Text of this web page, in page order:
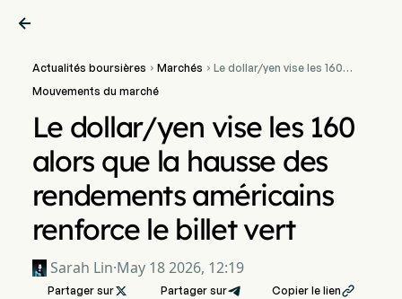

Actualités boursières  Marchés  Le dollar/yen vise les 160
Mouvements du marché
Le dollar/yen vise les 160
alors que la hausse des
rendements américains
renforce le billet vert
Sarah Lin·May 18 2026, 12:19
Partager sur Partager sur Copier le lien